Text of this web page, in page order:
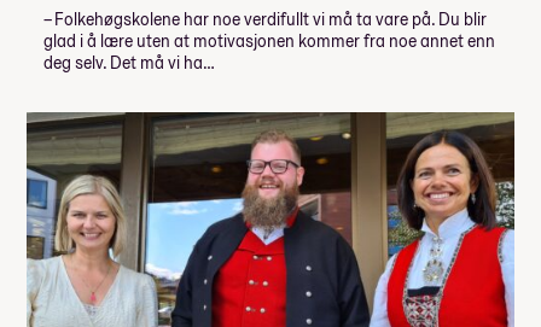
– Folkehøgskolene har noe verdifullt vi må ta vare på. Du blir
glad i å lære uten at motivasjonen kommer fra noe annet enn
deg selv. Det må vi ha…